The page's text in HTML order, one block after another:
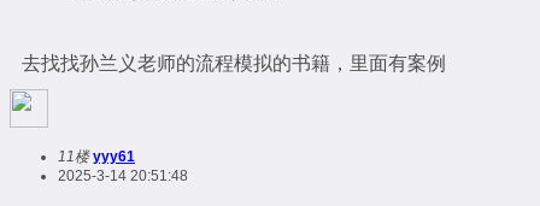
去找找孙兰义老师的流程模拟的书籍，里面有案例
11楼 yyy61
2025-3-14 20:51:48